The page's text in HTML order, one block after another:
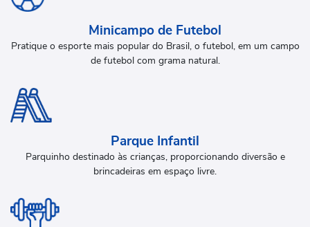
Minicampo de Futebol
Pratique o esporte mais popular do Brasil, o futebol, em um campo
de futebol com grama natural.
Parque Infantil
Parquinho destinado às crianças, proporcionando diversão e
brincadeiras em espaço livre.